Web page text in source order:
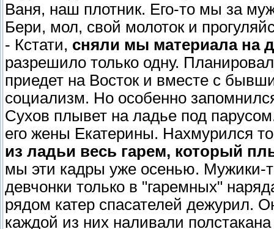
Ваня, наш плотник. Его-то мы за
Бери, мол, свой молоток и
- Кстати, сняли мы материала на
разрешило только одну.
приедет на Восток и вместе с
социализм. Но особенно
Сухов плывет на ладье под
его жены Екатерины. Нахмурился
из ладьи весь гарем, который
мы эти кадры уже осенью. Мужики-
девчонки только в "гаремных"
рядом катер спасателей дежурил.
каждой из них наливали